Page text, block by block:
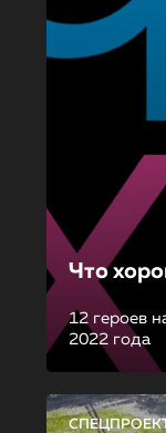
Что
12 героев
2022 года